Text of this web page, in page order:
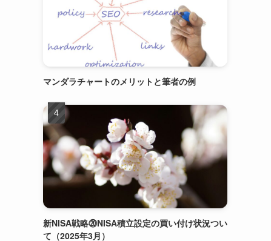
マンダラチャートのメリットと筆者の例
新NISA戦略⑳NISA積立設定の買い付け状況つい
て（2025年3月）